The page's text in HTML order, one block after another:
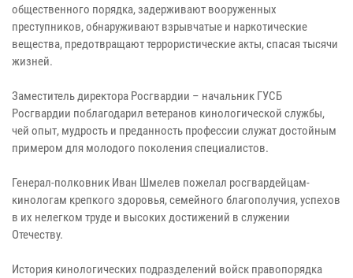
общественного порядка, задерживают вооруженных
преступников, обнаруживают взрывчатые и наркотические
вещества, предотвращают террористические акты, спасая тысячи
жизней.
Заместитель директора Росгвардии – начальник ГУСБ
Росгвардии поблагодарил ветеранов кинологической службы,
чей опыт, мудрость и преданность профессии служат достойным
примером для молодого поколения специалистов.
Генерал-полковник Иван Шмелев пожелал росгвардейцам-
кинологам крепкого здоровья, семейного благополучия, успехов
в их нелегком труде и высоких достижений в служении
Отечеству.
История кинологических подразделений войск правопорядка